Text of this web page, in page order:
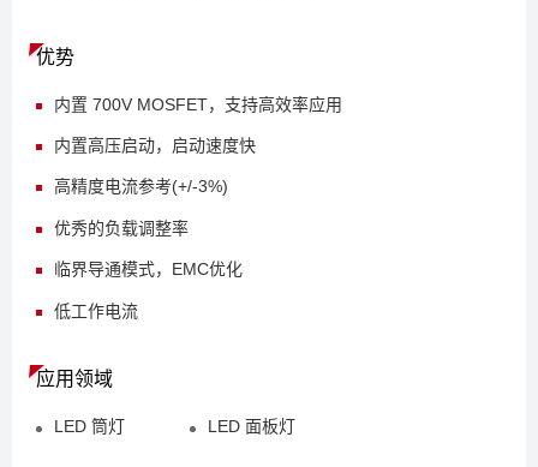
优势
内置 700V MOSFET，支持高效率应用
内置高压启动，启动速度快
高精度电流参考(+/-3%)
优秀的负载调整率
临界导通模式，EMC优化
低工作电流
应用领域
LED 筒灯 LED 面板灯